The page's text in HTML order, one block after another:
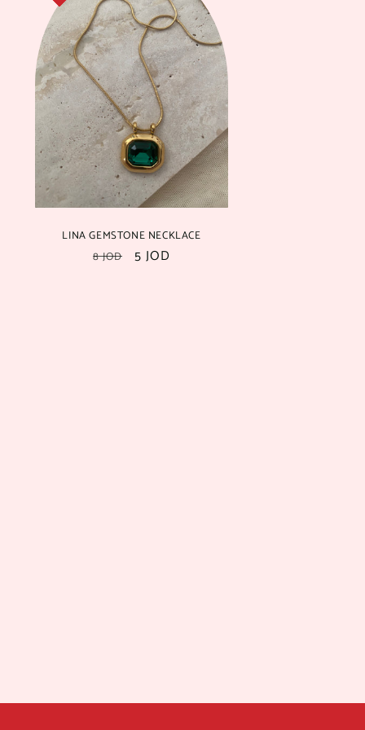
LINA GEMSTONE NECKLACE
السعر
8 JOD
سعر
5 JOD